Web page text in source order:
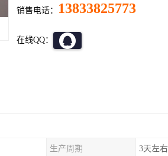
销售电话： 13833825773
在线QQ：
生产周期 3天左右